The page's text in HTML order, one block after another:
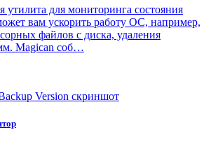
утилита для мониторинга состояния
вам ускорить работу ОС, например,
файлов с диска, удаления
Magican соб…